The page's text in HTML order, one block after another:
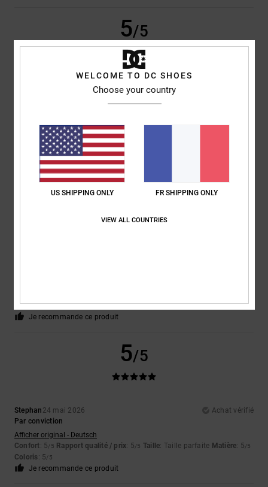
5/5
Je recommande ce produit
4 /5
Coloris: 5/5
Je recommande ce produit
5/5
Stephan 24 mai 2026
Achat vérifié
Par conviction
Afficher original - Deutsch
Confort: 5/5 Rapport qualité / prix: 5/5 Taille: Taille parfaite Matière: 5/5
Coloris: 5/5
Je recommande ce produit
WELCOME TO DC SHOES
Choose your country
US SHIPPING ONLY FR SHIPPING ONLY
VIEW ALL COUNTRIES